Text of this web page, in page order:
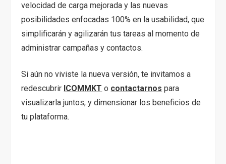
velocidad de carga mejorada y las nuevas
posibilidades enfocadas 100% en la usabilidad, que
simplificarán y agilizarán tus tareas al momento de
administrar campañas y contactos.
Si aún no viviste la nueva versión, te invitamos a
redescubrir ICOM MKT o contactarnos para
visualizarla juntos, y dimensionar los beneficios de
tu plataforma.